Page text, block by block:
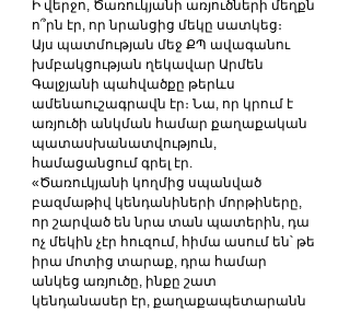
Ի վերջո, Ծառուկյանի առյուծների մեղքն
ո՞րն էր, որ նրանցից մեկը սատկեց։
Այս պատմության մեջ ՔՊ ավագանու
խմբակցության ղեկավար Արմեն
Գալջյանի պահվածքը թերևս
ամենաուշագրավն էր։ Նա, որ կրում է
առյուծի անկման համար քաղաքական
պատասխանատվություն,
համացանցում գրել էր.
«Ծառուկյանի կողմից սպանված
բազմաթիվ կենդանիների մորթիները,
որ շարված են նրա տան պատերին, դա
ոչ մեկին չէր հուզում, հիմա ասում են՝ թե
իրա մոտից տարաք, դրա համար
անկեց առյուծը, ինքը շատ
կենդանասեր էր, քաղաքապետարանն